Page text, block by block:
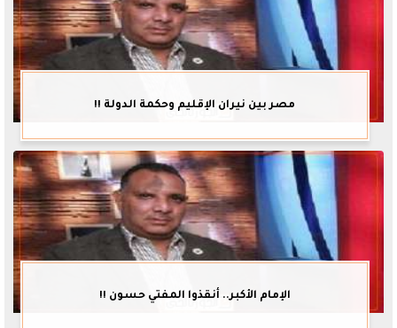
مصر بين نيران الإقليم وحكمة الدولة !!
الإمام الأكبر.. أنقذوا المفتي حسون !!